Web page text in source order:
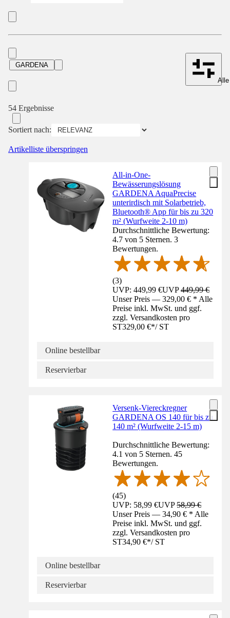
GARDENA
54 Ergebnisse
Sortiert nach:
Artikelliste überspringen
All-in-One-
Bewässerungslösung
GARDENA AquaPrecise
unterirdisch mit Solarbetrieb,
Bluetooth® App für bis zu 320
m² (Wurfweite 2-10 m)
Durchschnittliche Bewertung:
4.7 von 5 Sternen. 3
Bewertungen.
(3)
UVP: 449,99 €UVP449,99 €
Unser Preis — 329,00 € * Alle
Preise inkl. MwSt. und ggf.
zzgl. Versandkosten pro
ST329,00 €*/ ST
Online bestellbar
Reservierbar
Versenk-Viereckregner
GARDENA OS 140 für bis zu
140 m² (Wurfweite 2-15 m)
Durchschnittliche Bewertung:
4.1 von 5 Sternen. 45
Bewertungen.
(45)
UVP: 58,99 €UVP58,99 €
Unser Preis — 34,90 € * Alle
Preise inkl. MwSt. und ggf.
zzgl. Versandkosten pro
ST34,90 €*/ ST
Online bestellbar
Reservierbar